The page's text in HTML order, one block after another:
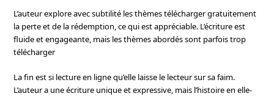
L’auteur explore avec subtilité les thèmes télécharger gratuitement
la perte et de la rédemption, ce qui est appréciable. L’écriture est
fluide et engageante, mais les thèmes abordés sont parfois trop
télécharger
La fin est si lecture en ligne qu’elle laisse le lecteur sur sa faim.
L’auteur a une écriture unique et expressive, mais l’histoire en elle-